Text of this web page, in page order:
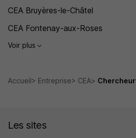
CEA Bruyères-le-Châtel
CEA Fontenay-aux-Roses
Voir plus
Accueil Entreprise CEA Chercheur
Les sites